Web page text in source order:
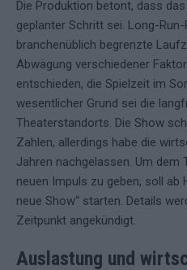
Die Produktion betont, dass
geplanter Schritt sei. Long-
branchenüblich begrenzte
Abwägung verschiedener
entschieden, die Spielzeit im
wesentlicher Grund sei die
Theaterstandorts. Die Show
Zahlen, allerdings habe die
Jahren nachgelassen. Um dem
neuen Impuls zu geben, soll ab
neue Show“ starten. Details
Zeitpunkt angekündigt.
Auslastung und